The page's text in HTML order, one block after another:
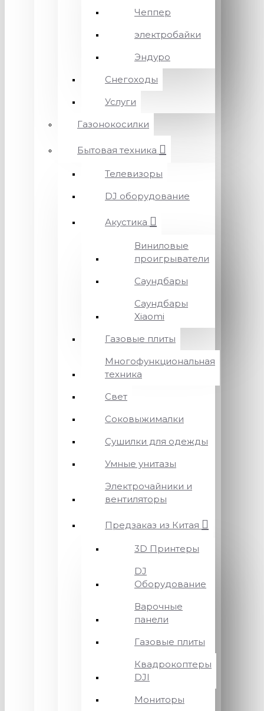
Чеппер
электробайки
Эндуро
Снегоходы
Услуги
Газонокосилки
Бытовая техника
Телевизоры
DJ оборудование
Акустика
Виниловые
проигрыватели
Саундбары
Саундбары
Xiaomi
Газовые плиты
Многофункциональная
техника
Свет
Соковыжималки
Сушилки для одежды
Умные унитазы
Электрочайники и
вентиляторы
Предзаказ из Китая
3D Принтеры
DJ
Оборудование
Варочные
панели
Газовые плиты
Квадрокоптеры
DJI
Мониторы